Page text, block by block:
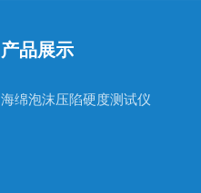
产品展示
海绵泡沫压陷硬度测试仪